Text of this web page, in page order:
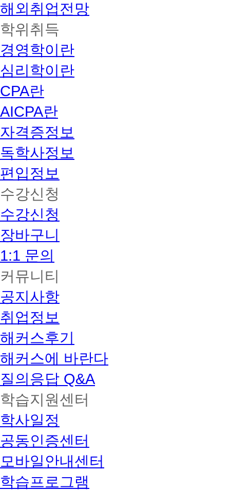
해외취업전망
학위취득
경영학이란
심리학이란
CPA란
AICPA란
자격증정보
독학사정보
편입정보
수강신청
수강신청
장바구니
1:1 문의
커뮤니티
공지사항
취업정보
해커스후기
해커스에 바란다
질의응답 Q&A
학습지원센터
학사일정
공동인증센터
모바일안내센터
학습프로그램